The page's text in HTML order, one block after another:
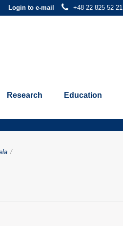
+48 22 825 52 21
Login to e-mail
Research Education
/